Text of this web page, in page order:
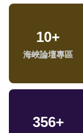
10+
海峽論壇專區
356+